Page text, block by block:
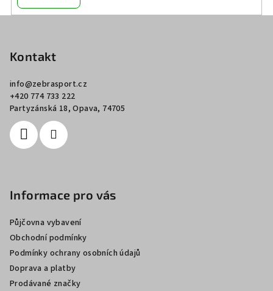
Kontakt
info@zebrasport.cz
+420 774 733 222
Partyzánská 18, Opava, 74705
Informace pro vás
Půjčovna vybavení
Obchodní podmínky
Podmínky ochrany osobních údajů
Doprava a platby
Prodávané značky